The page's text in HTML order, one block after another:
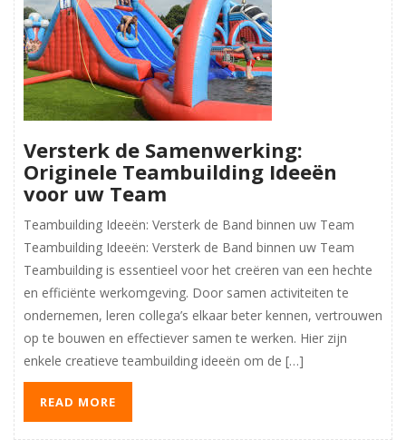
Versterk de Samenwerking:
Originele Teambuilding Ideeën
voor uw Team
Teambuilding Ideeën: Versterk de Band binnen uw Team
Teambuilding Ideeën: Versterk de Band binnen uw Team
Teambuilding is essentieel voor het creëren van een hechte
en efficiënte werkomgeving. Door samen activiteiten te
ondernemen, leren collega’s elkaar beter kennen, vertrouwen
op te bouwen en effectiever samen te werken. Hier zijn
enkele creatieve teambuilding ideeën om de […]
READ MORE